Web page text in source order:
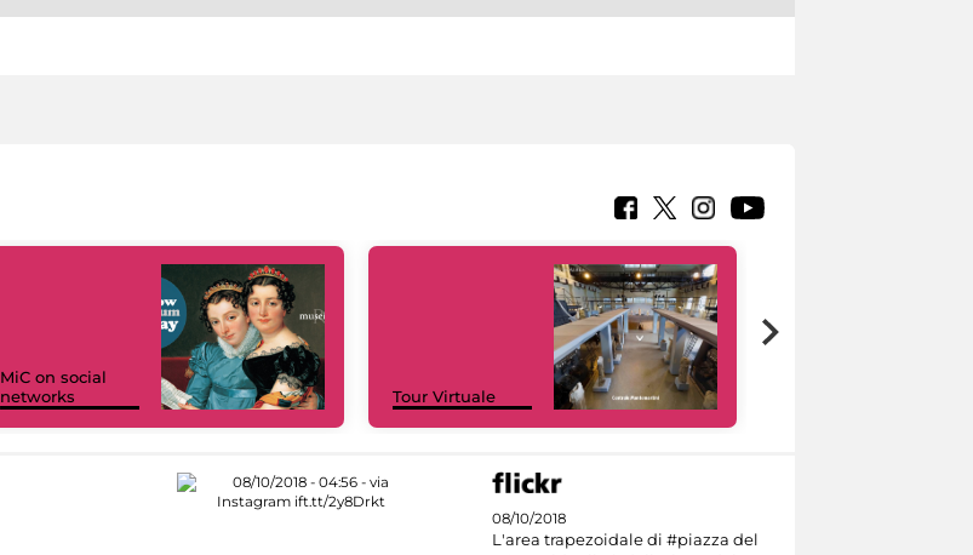
MiC on social
networks
Tour Virtuale
08/10/2018
L'area trapezoidale di #piazza del